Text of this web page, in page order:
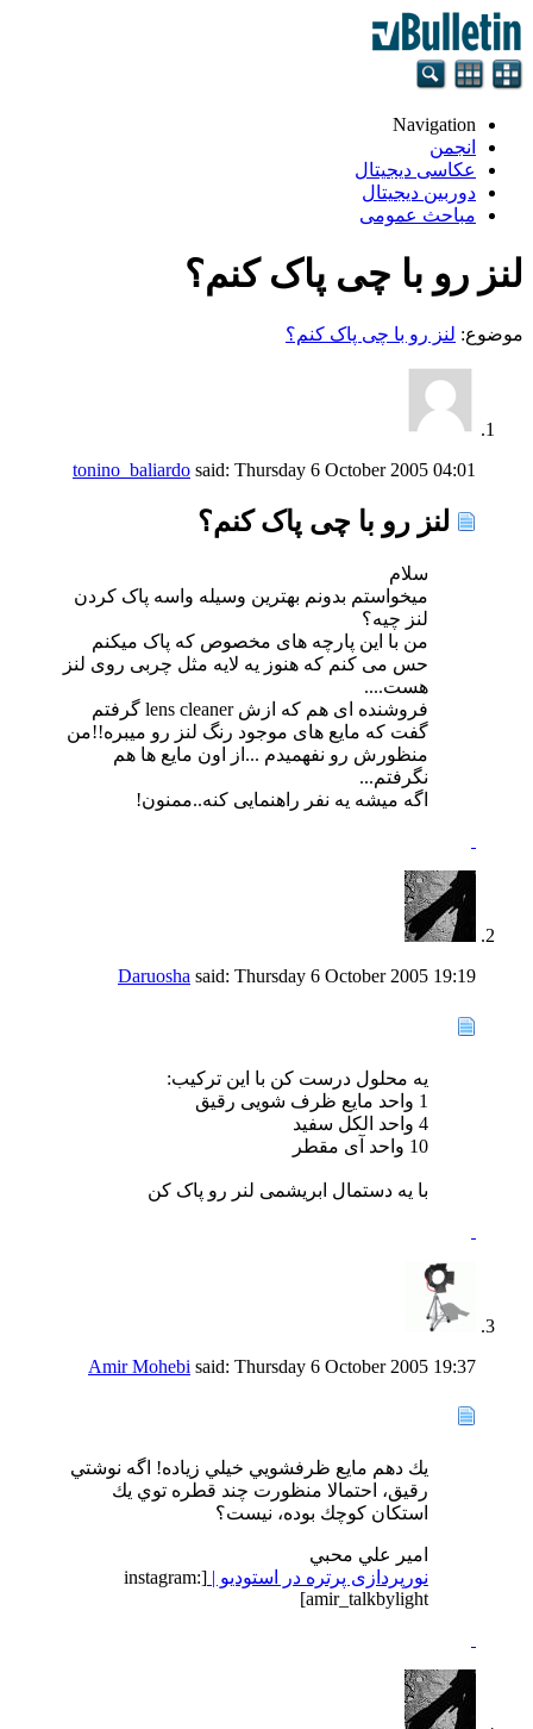
Navigation
انجمن
عکاسی دیجیتال
دوربین دیجیتال
مباحث عمومی
لنز رو با چی پاک کنم؟
موضوع: لنز رو با چی پاک کنم؟
tonino_baliardo said: Thursday 6 October 2005 04:01
لنز رو با چی پاک کنم؟
سلام
میخواستم بدونم بهترین وسیله واسه پاک کردن
لنز چیه؟
من با این پارچه های مخصوص که پاک میکنم
حس می کنم که هنوز یه لایه مثل چربی روی لنز
هست....
فروشنده ای هم که ازش lens cleaner گرفتم
گفت که مایع های موجود رنگ لنز رو میبره!!من
منظورش رو نفهمیدم ...از اون مایع ها هم
نگرفتم...
اگه میشه یه نفر راهنمایی کنه..ممنون!
Daruosha said: Thursday 6 October 2005 19:19
یه محلول درست کن با این ترکیب:
1 واحد مایع ظرف شویی رقیق
4 واحد الکل سفید
10 واحد آی مقطر
با یه دستمال ابریشمی لنر رو پاک کن
Amir Mohebi said: Thursday 6 October 2005 19:37
يك دهم مايع ظرفشويي خيلي زياده! اگه نوشتي
رقيق، احتمالا منظورت چند قطره توي يك
استكان كوچك بوده، نيست؟
امير علي محبي
نورپردازی پرتره در استودیو |
[instagram:
amir_talkbylight]